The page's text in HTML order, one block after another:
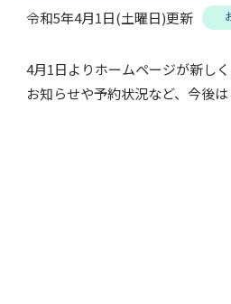
令和5年4月1日(土曜日)更新
4月1日よりホームページが新しく
お知らせや予約状況など、今後